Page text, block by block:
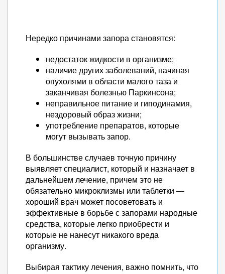
Нередко причинами запора становятся:
недостаток жидкости в организме;
наличие других заболеваний, начиная
опухолями в области малого таза и
заканчивая болезнью Паркинсона;
неправильное питание и гиподинамия,
нездоровый образ жизни;
употребление препаратов, которые
могут вызывать запор.
В большинстве случаев точную причину
выявляет специалист, который и назначает в
дальнейшем лечение, причем это не
обязательно микроклизмы или таблетки —
хороший врач может посоветовать и
эффективные в борьбе с запорами народные
средства, которые легко приобрести и
которые не нанесут никакого вреда
организму.
Выбирая тактику лечения, важно помнить, что